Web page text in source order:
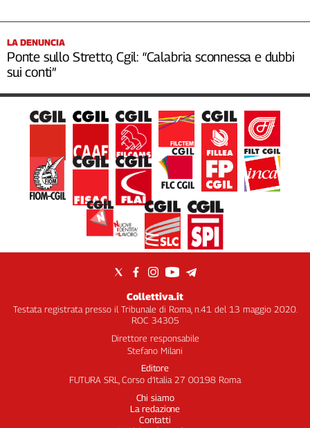
LA DENUNCIA
Ponte sullo Stretto, Cgil: “Calabria sconnessa e dubbi
sui conti”
Collettiva.it
Testata registrata presso il Tribunale di Roma, n.41 del 13 maggio 2020.
ROC 34305
Direttore responsabile
Stefano Milani
Editore
FUTURA SRL, Corso d’Italia 27 00198 Roma
Chi siamo
La redazione
Contatti